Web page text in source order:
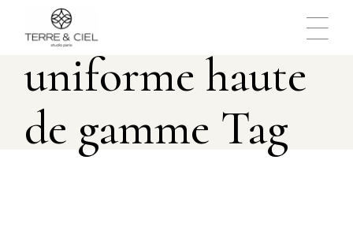
content
uniforme haute
de gamme Tag